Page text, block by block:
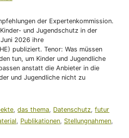
der Expertenkommission.
und Jugendschutz in der
2026 ihre
publiziert. Tenor: Was müssen
tun, um Kinder und Jugendliche
anstatt die Anbieter in die
und Jugendliche nicht zu
,das thema, Datenschutz,futur
, Publikationen, Stellungnahmen,